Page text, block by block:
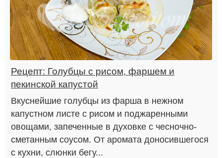
Рецепт: Голубцы с рисом, фаршем и
пекинской капустой
Вкуснейшие голубцы из фарша в нежном
капустном листе с рисом и поджаренными
овощами, запеченные в духовке с чесночно-
сметанным соусом. От аромата доносившегося
с кухни, слюнки бегу...